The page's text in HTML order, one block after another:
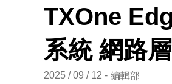
TXOne
系統 網路
2025 / 09 / 12 編輯部